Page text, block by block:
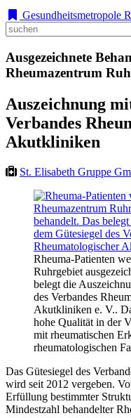
Gesundheitsmetropole
Ausgezeichnete
Rheumazentrum
Auszeichnung
Verbandes
Akutkliniken
St. Elisabeth Gruppe
Rheuma-Patienten
Ruhrgebiet
belegt die
des Verbandes
Akutkliniken e. V..
hohe Qualität in der
mit rheumatischen
rheumatologischen
Das Gütesiegel des
wird seit 2012 vergeben.
Erfüllung bestimmter
Mindestzahl behandelter